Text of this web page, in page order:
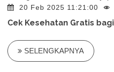
20 Feb 2025 11:21:00
Cek Kesehatan Gratis
SELENGKAPNYA